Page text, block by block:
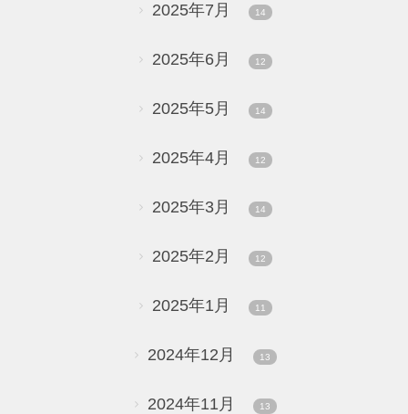
2025年7月 14
2025年6月 12
2025年5月 14
2025年4月 12
2025年3月 14
2025年2月 12
2025年1月 11
2024年12月 13
2024年11月 13